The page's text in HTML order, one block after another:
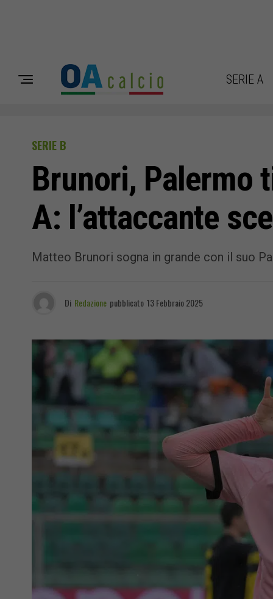
SERIE A
SERIE B
Brunori, Palermo
A: l’attaccante
Matteo Brunori sogna in grande con il suo
Di Redazione pubblicato 13 Febbraio 2025